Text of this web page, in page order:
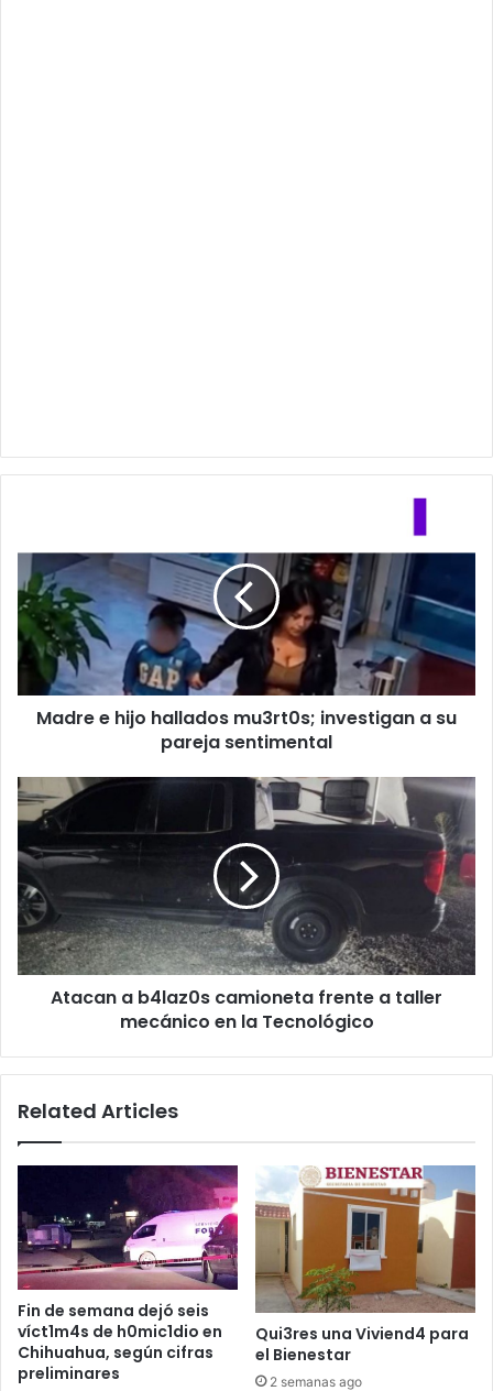
hijo
hallados
mu3rt0s;
investigan
a
su
pareja
sentimental
Madre e hijo hallados mu3rt0s; investigan a su
pareja sentimental
Atacan
a
b4laz0s
camioneta
frente
a
taller
mecánico
en
Atacan a b4laz0s camioneta frente a taller
mecánico en la Tecnológico
Related Articles
Fin de semana dejó seis
víct1m4s de h0mic1dio en
Chihuahua, según cifras
preliminares
Qui3res una Viviend4 para
el Bienestar
2 semanas ago